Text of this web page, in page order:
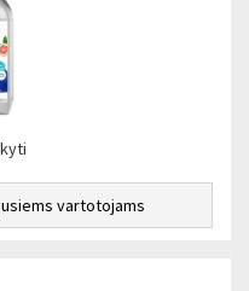
vartotojams